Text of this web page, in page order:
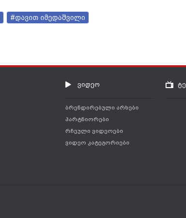
#დავით იმედაშვილი
ვიდეო
ბრენდირებული არხები
პარტნიორები
რჩეული ვიდეოები
ვიდეო კატეგორიები